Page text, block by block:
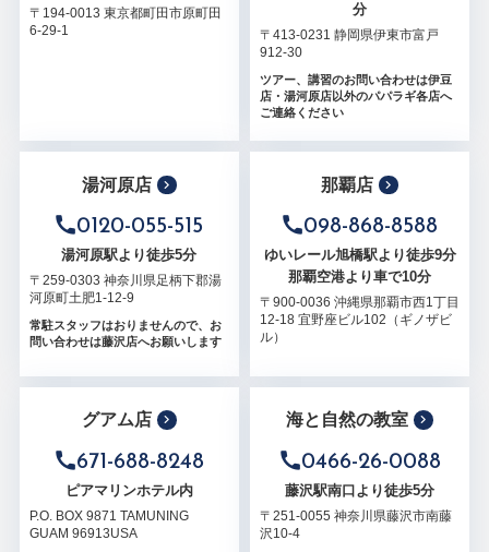
〒194-0013 東京都町田市原町田
6-29-1
分
〒413-0231 静岡県伊東市富戸
912-30
ツアー、講習のお問い合わせは伊豆
店・湯河原店以外のパパラギ各店へ
ご連絡ください
湯河原店
0120-055-515
湯河原駅より徒歩5分
〒259-0303 神奈川県足柄下郡湯
河原町土肥1-12-9
常駐スタッフはおりませんので、お
問い合わせは藤沢店へお願いします
那覇店
098-868-8588
ゆいレール旭橋駅より徒歩9分
那覇空港より車で10分
〒900-0036 沖縄県那覇市西1丁目
12-18 宜野座ビル102（ギノザビ
ル）
グアム店
671-688-8248
ピアマリンホテル内
P.O. BOX 9871 TAMUNING
GUAM 96913USA
海と自然の教室
0466-26-0088
藤沢駅南口より徒歩5分
〒251-0055 神奈川県藤沢市南藤
沢10-4